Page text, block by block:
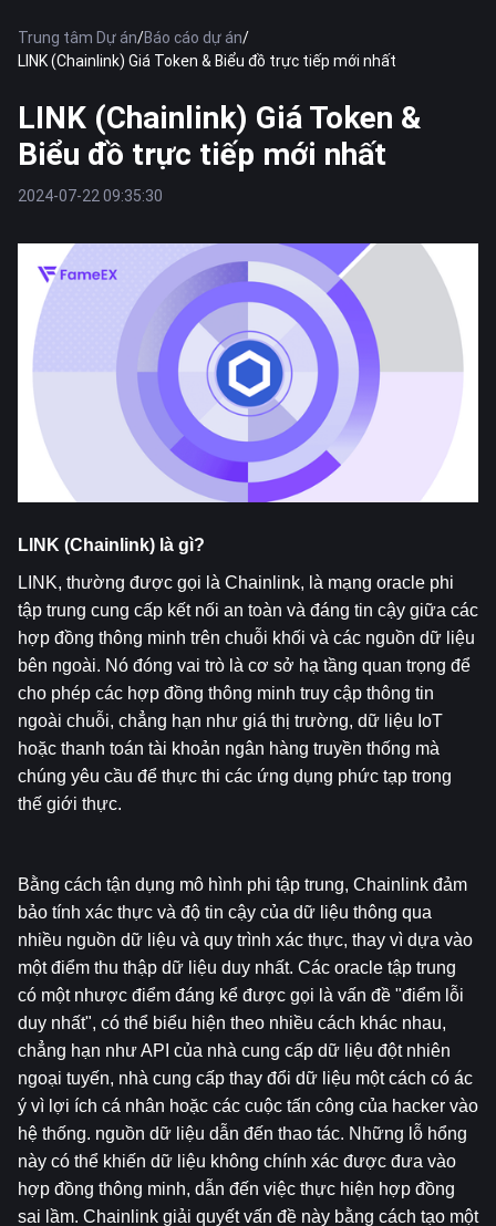
Trung tâm Dự án/Báo cáo dự án/
LINK (Chainlink) Giá Token & Biểu đồ trực tiếp mới nhất
LINK (Chainlink) Giá Token &
Biểu đồ trực tiếp mới nhất
2024-07-22 09:35:30
LINK (Chainlink) là gì?
LINK, thường được gọi là Chainlink, là mạng oracle phi
tập trung cung cấp kết nối an toàn và đáng tin cậy giữa các
hợp đồng thông minh trên chuỗi khối và các nguồn dữ liệu
bên ngoài. Nó đóng vai trò là cơ sở hạ tầng quan trọng để
cho phép các hợp đồng thông minh truy cập thông tin
ngoài chuỗi, chẳng hạn như giá thị trường, dữ liệu IoT
hoặc thanh toán tài khoản ngân hàng truyền thống mà
chúng yêu cầu để thực thi các ứng dụng phức tạp trong
thế giới thực.
Bằng cách tận dụng mô hình phi tập trung, Chainlink đảm
bảo tính xác thực và độ tin cậy của dữ liệu thông qua
nhiều nguồn dữ liệu và quy trình xác thực, thay vì dựa vào
một điểm thu thập dữ liệu duy nhất. Các oracle tập trung
có một nhược điểm đáng kể được gọi là vấn đề "điểm lỗi
duy nhất", có thể biểu hiện theo nhiều cách khác nhau,
chẳng hạn như API của nhà cung cấp dữ liệu đột nhiên
ngoại tuyến, nhà cung cấp thay đổi dữ liệu một cách có ác
ý vì lợi ích cá nhân hoặc các cuộc tấn công của hacker vào
hệ thống. nguồn dữ liệu dẫn đến thao tác. Những lỗ hổng
này có thể khiến dữ liệu không chính xác được đưa vào
hợp đồng thông minh, dẫn đến việc thực hiện hợp đồng
sai lầm. Chainlink giải quyết vấn đề này bằng cách tạo một